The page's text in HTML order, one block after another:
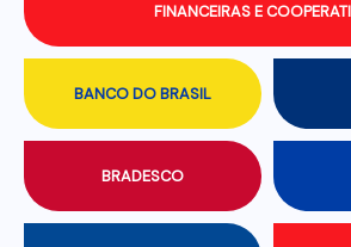
BANCO DO BRASIL
BRADESCO
FINANCEIRAS E